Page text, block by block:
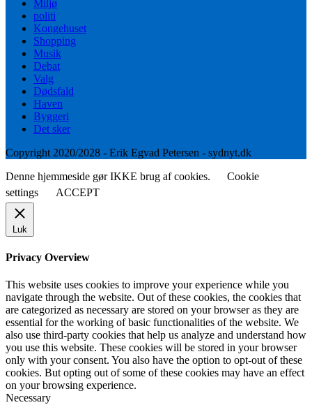
Miljø
politi
Kongehuset
Shopping
Musik
Debat
Valg
Dødsfald
Haven
Byggeri
Det sker
Copyright 2020/2028 - Erik Egvad Petersen - sydnyt.dk
Denne hjemmeside gør IKKE brug af cookies.
Cookie
settings
ACCEPT
Luk
Privacy Overview
This website uses cookies to improve your experience while you
navigate through the website. Out of these cookies, the cookies that
are categorized as necessary are stored on your browser as they are
essential for the working of basic functionalities of the website. We
also use third-party cookies that help us analyze and understand how
you use this website. These cookies will be stored in your browser
only with your consent. You also have the option to opt-out of these
cookies. But opting out of some of these cookies may have an effect
on your browsing experience.
Necessary